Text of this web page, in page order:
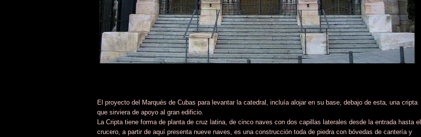
El proyecto del Marqués de Cubas para levantar la catedral, incluía alojar en su base, debajo de esta, una cripta
que sirviera de apoyo al gran edificio.
La Cripta tiene forma de planta de cruz latina, de cinco naves con dos capillas laterales desde la entrada hasta el
crucero, a partir de aquí presenta nueve naves, es una construcción toda de piedra con bóvedas de cantería y